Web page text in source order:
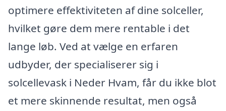
optimere effektiviteten af dine solceller,
hvilket gøre dem mere rentable i det
lange løb. Ved at vælge en erfaren
udbyder, der specialiserer sig i
solcellevask i Neder Hvam, får du ikke blot
et mere skinnende resultat, men også